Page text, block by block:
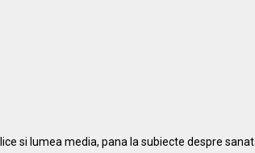
si lumea media, pana la subiecte despre